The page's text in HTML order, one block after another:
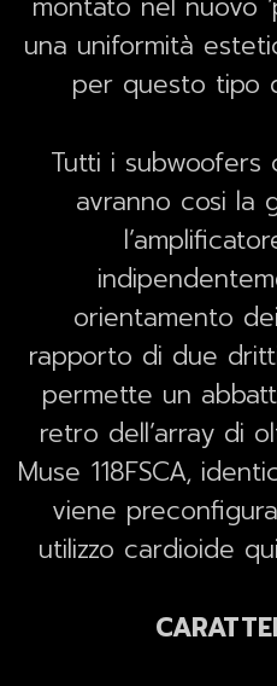
una uniformità
per questo tipo
Tutti i subwoofers
avranno cosi la
orientamento
rapporto di due
permette un
retro dell’array di
Muse 118FSCA,
viene
utilizzo cardioide